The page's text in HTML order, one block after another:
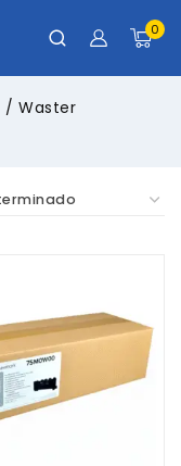
0
/ Waster